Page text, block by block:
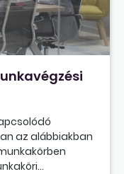
az alábbiakban